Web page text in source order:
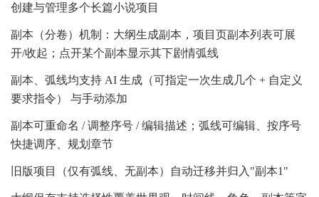
创建与管理多个长篇小说项目
副本（分卷）机制：大纲生成副本，项目页副本列表可展
开/收起；点开某个副本显示其下剧情弧线
副本、弧线均支持 AI 生成（可指定一次生成几个 + 自定义
要求指令） 与手动添加
副本可重命名 / 调整序号 / 编辑描述；弧线可编辑、按序号
快捷调序、规划章节
旧版项目（仅有弧线、无副本）自动迁移并归入"副本1"